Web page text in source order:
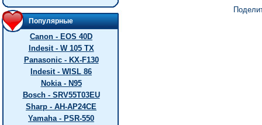
Популярные
Canon - EOS 40D
Indesit - W 105 TX
Panasonic - KX-F130
Indesit - WISL 86
Nokia - N95
Bosch - SRV55T03EU
Sharp - AH-AP24CE
Yamaha - PSR-550